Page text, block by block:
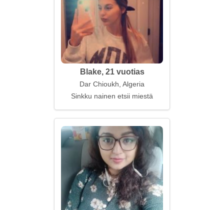
Blake, 21 vuotias
Dar Chioukh, Algeria
Sinkku nainen etsii miestä